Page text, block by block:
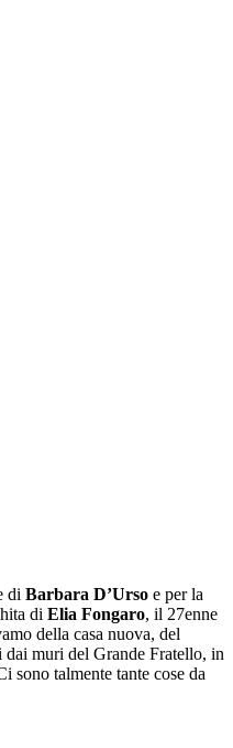
di Barbara D’Urso e per la
di Elia Fongaro, il 27enne
della casa nuova, del
dai muri del Grande Fratello, in
sono talmente tante cose da